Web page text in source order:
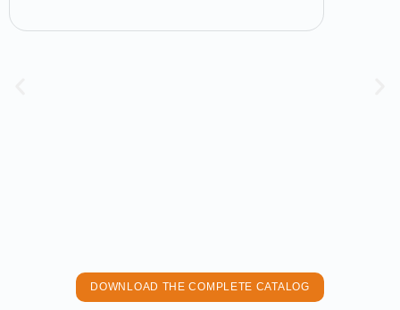
DOWNLOAD THE COMPLETE CATALOG